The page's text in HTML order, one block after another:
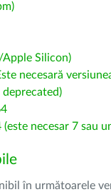
Silicon)
necesară
necesar 7 sau
în următoarele